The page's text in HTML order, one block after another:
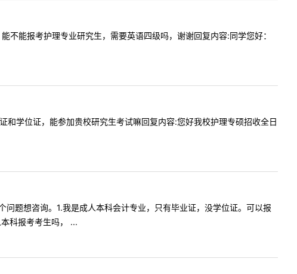
能报考护理专业研究生，需要英语四级吗，谢谢回复内容:同学您好：
学位证，能参加贵校研究生考试嘛回复内容:您好我校护理专硕招收全日
题想咨询。1.我是成人本科会计专业，只有毕业证，没学位证。可以报
科报考考生吗， ...